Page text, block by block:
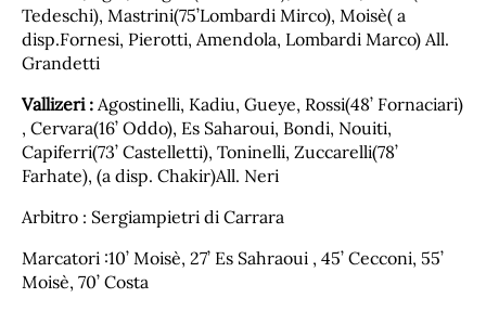
Tedeschi), Mastrini(75’Lombardi Mirco), Moisè( a
disp.Fornesi, Pierotti, Amendola, Lombardi Marco) All.
Grandetti
Vallizeri : Agostinelli, Kadiu, Gueye, Rossi(48’ Fornaciari)
, Cervara(16’ Oddo), Es Saharoui, Bondi, Nouiti,
Capiferri(73’ Castelletti), Toninelli, Zuccarelli(78’
Farhate), (a disp. Chakir)All. Neri
Arbitro : Sergiampietri di Carrara
Marcatori :10’ Moisè, 27’ Es Sahraoui , 45’ Cecconi, 55’
Moisè, 70’ Costa